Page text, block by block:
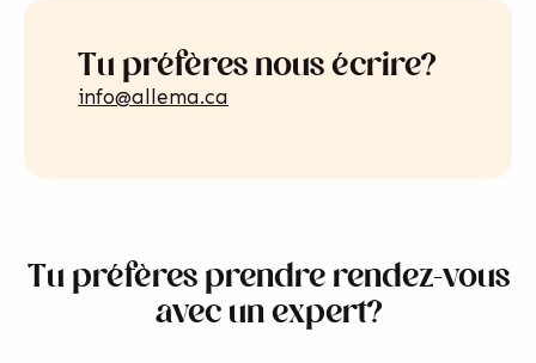
Tu préfères nous écrire?
info@allema.ca
Tu préfères prendre rendez-vous
avec un expert?